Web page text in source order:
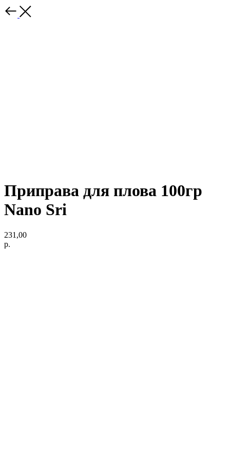
Приправа для плова 100гр
Nano Sri
231,00
р.